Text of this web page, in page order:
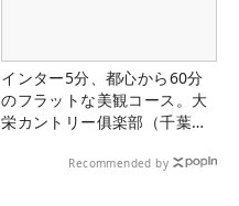
インター5分、都心から60分
のフラットな美観コース。大
栄カントリー俱楽部（千葉
Recommended by